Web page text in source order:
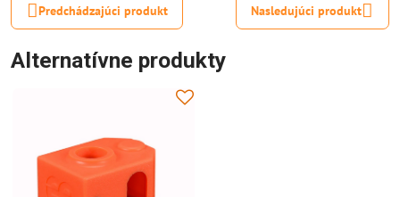
Predchádzajúci produkt Nasledujúci produkt
Alternatívne produkty